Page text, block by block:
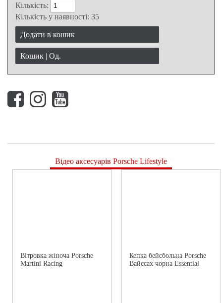
Кількість:
Кількість у наявності: 35
Додати в кошик
Кошик | Од.
Відео аксесуарів Porsche Lifestyle
Вітровка жіноча Porsche
Martini Racing
Кепка бейсбольна Porsche
Вайссах чорна Essential